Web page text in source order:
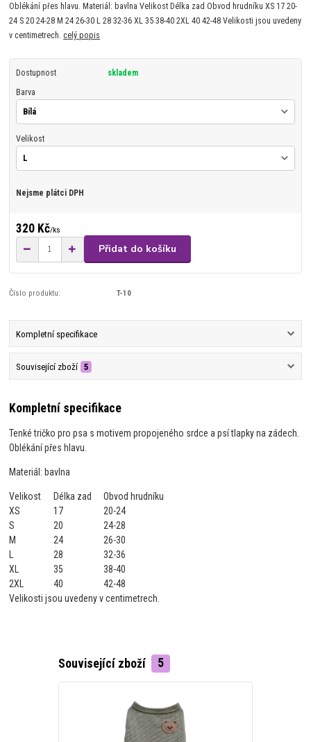
Oblékání přes hlavu. Materiál: bavlna Velikost Délka zad Obvod hrudníku XS 17 20-
24 S 20 24-28 M 24 26-30 L 28 32-36 XL 35 38-40 2XL 40 42-48 Velikosti jsou uvedeny
v centimetrech.celý popis
Dostupnost skladem
Barva
Velikost
Nejsme plátci DPH
320 Kč/ks
Přidat do košíku
Číslo produktu: T-10
Kompletní specifikace
Související zboží 5
Kompletní specifikace
Tenké tričko pro psa s motivem propojeného srdce a psí tlapky na zádech.
Oblékání přes hlavu.
Materiál: bavlna
Velikost Délka zad
Obvod hrudníku
XS
17
20-24
S
20
24-28
M
24
26-30
28
32-36
XL
35
38-40
2XL
40
42-48
Velikosti jsou uvedeny v centimetrech.
Související zboží 5